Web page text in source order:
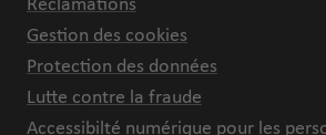
Réclamations
Gestion des cookies
Protection des données
Lutte contre la fraude
Accessibilté numérique pour les